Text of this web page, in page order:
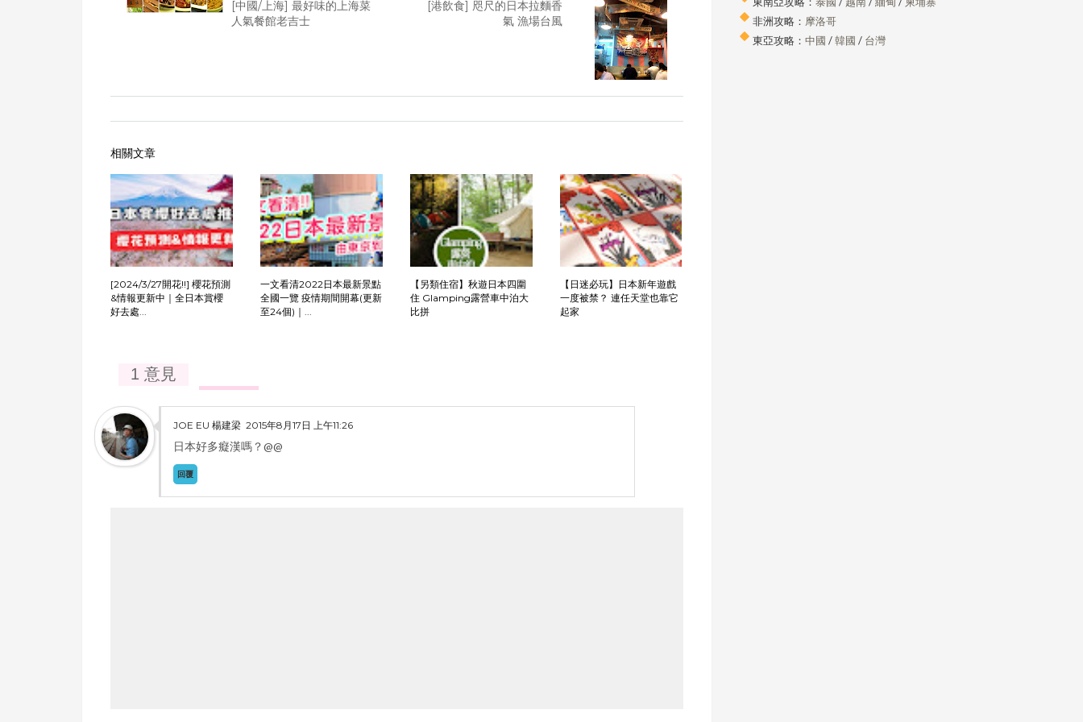
[港飲食] 咫尺的日本拉麵香
氣 漁場台風
[中國/上海] 最好味的上海菜
人氣餐館老吉士
相關文章
[2024/3/27開花!!] 櫻花預測
&情報更新中｜全日本賞櫻
好去處...
一文看清2022日本最新景點
全國一覽 疫情期間開幕(更新
至24個)｜...
【另類住宿】秋遊日本四圍
住 Glamping露營車中泊大
比拼
【日迷必玩】日本新年遊戲
一度被禁？ 連任天堂也靠它
起家
1 意見
JOE EU 楊建梁 2015年8月17日 上午11:26
日本好多癡漢嗎？@@
回覆
非洲攻略： 摩洛哥
東亞攻略：中國 /韓國 / 台灣